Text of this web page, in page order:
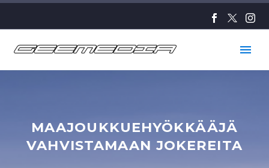
MAAJOUKKUEHYÖKKÄÄJÄ
VAHVISTAMAAN JOKEREITA